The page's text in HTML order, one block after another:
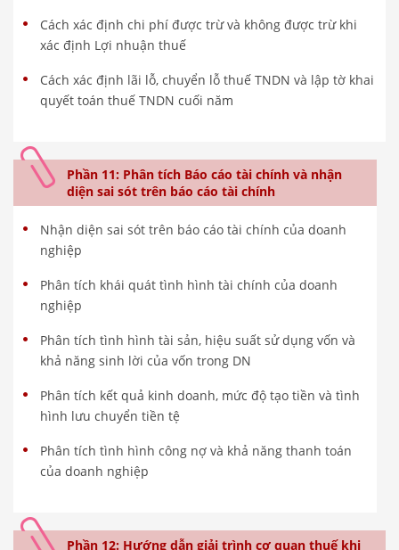
Cách xác định chi phí được trừ và không được trừ khi
xác định Lợi nhuận thuế
Cách xác định lãi lỗ, chuyển lỗ thuế TNDN và lập tờ khai
quyết toán thuế TNDN cuối năm
Phần 11: Phân tích Báo cáo tài chính và nhận
diện sai sót trên báo cáo tài chính
Nhận diện sai sót trên báo cáo tài chính của doanh
nghiệp
Phân tích khái quát tình hình tài chính của doanh
nghiệp
Phân tích tình hình tài sản, hiệu suất sử dụng vốn và
khả năng sinh lời của vốn trong DN
Phân tích kết quả kinh doanh, mức độ tạo tiền và tình
hình lưu chuyển tiền tệ
Phân tích tình hình công nợ và khả năng thanh toán
của doanh nghiệp
Phần 12: Hướng dẫn giải trình cơ quan thuế khi